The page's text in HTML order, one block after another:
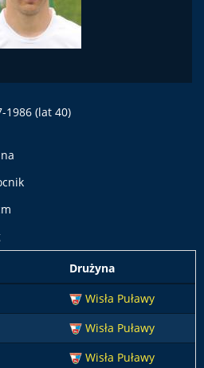
1986 (lat 40)
Drużyna
Wisła Puławy
Wisła Puławy
Wisła Puławy